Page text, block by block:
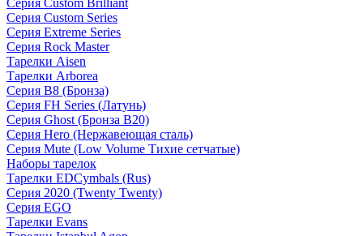
Серия Custom Brilliant
Серия Custom Series
Серия Extreme Series
Серия Rock Master
Тарелки Aisen
Тарелки Arborea
Серия B8 (Бронза)
Серия FH Series (Латунь)
Серия Ghost (Бронза B20)
Серия Hero (Нержавеющая сталь)
Серия Mute (Low Volume Тихие сетчатые)
Наборы тарелок
Тарелки EDCymbals (Rus)
Серия 2020 (Twenty Twenty)
Серия EGO
Тарелки Evans